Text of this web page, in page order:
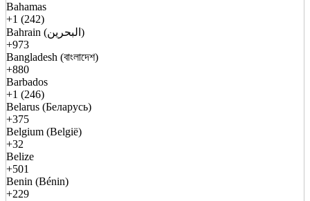
Bahamas
+1 (242)
Bahrain (البحرين)
+973
Bangladesh (বাংলাদেশ)
+880
Barbados
+1 (246)
Belarus (Беларусь)
+375
Belgium (België)
+32
Belize
+501
Benin (Bénin)
+229